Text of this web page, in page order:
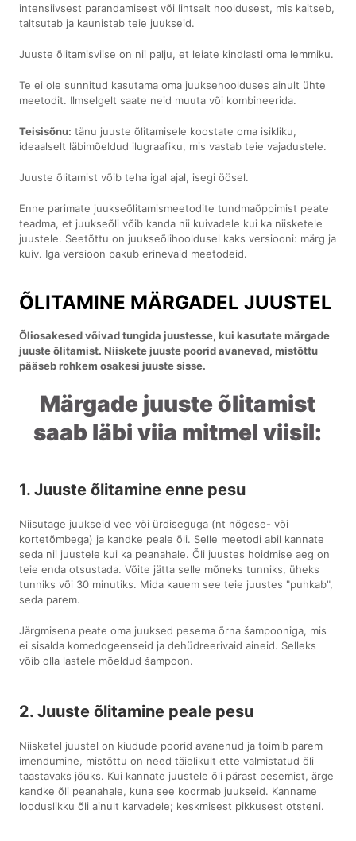
intensiivsest parandamisest või lihtsalt hooldusest, mis kaitseb,
taltsutab ja kaunistab teie juukseid.
Juuste õlitamisviise on nii palju, et leiate kindlasti oma lemmiku.
Te ei ole sunnitud kasutama oma juuksehoolduses ainult ühte
meetodit. Ilmselgelt saate neid muuta või kombineerida.
Teisisõnu: tänu juuste õlitamisele koostate oma isikliku,
ideaalselt läbimõeldud ilugraafiku, mis vastab teie vajadustele.
Juuste õlitamist võib teha igal ajal, isegi öösel.
Enne parimate juukseõlitamismeetodite tundmaõppimist peate
teadma, et juukseõli võib kanda nii kuivadele kui ka niisketele
juustele. Seetõttu on juukseõlihooldusel kaks versiooni: märg ja
kuiv. Iga versioon pakub erinevaid meetodeid.
ÕLITAMINE MÄRGADEL JUUSTEL
Õliosakesed võivad tungida juustesse, kui kasutate märgade
juuste õlitamist. Niiskete juuste poorid avanevad, mistõttu
pääseb rohkem osakesi juuste sisse.
Märgade juuste õlitamist
saab läbi viia mitmel viisil:
1. Juuste õlitamine enne pesu
Niisutage juukseid vee või ürdiseguga (nt nõgese- või
kortetõmbega) ja kandke peale õli. Selle meetodi abil kannate
seda nii juustele kui ka peanahale. Õli juustes hoidmise aeg on
teie enda otsustada. Võite jätta selle mõneks tunniks, üheks
tunniks või 30 minutiks. Mida kauem see teie juustes "puhkab",
seda parem.
Järgmisena peate oma juuksed pesema õrna šampooniga, mis
ei sisalda komedogeenseid ja dehüdreerivaid aineid. Selleks
võib olla lastele mõeldud šampoon.
2. Juuste õlitamine peale pesu
Niisketel juustel on kiudude poorid avanenud ja toimib parem
imendumine, mistõttu on need täielikult ette valmistatud õli
taastavaks jõuks. Kui kannate juustele õli pärast pesemist, ärge
kandke õli peanahale, kuna see koormab juukseid. Kanname
looduslikku õli ainult karvadele; keskmisest pikkusest otsteni.